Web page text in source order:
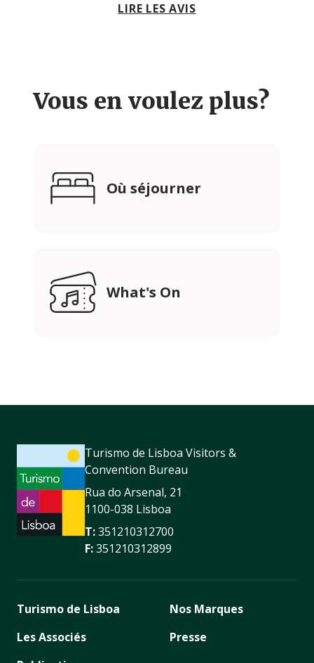
LIRE LES AVIS
Vous en voulez plus?
Où séjourner
What's On
Turismo de Lisboa Visitors &
Convention Bureau
Rua do Arsenal, 21
1100-038 Lisboa
T:351210312700
F:351210312899
Turismo de Lisboa
Les Associés
Nos Marques
Presse